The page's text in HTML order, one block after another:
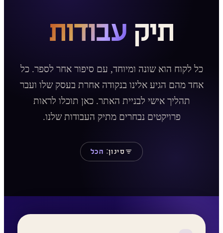
תיק עבודות
כל לקוח הוא שונה ומיוחד, עם סיפור אחר לספר. כל
אחד מהם הגיע אלינו בנקודה אחרת בעסק שלו ועבר
תהליך אישי לבניית האתר. כאן תוכלו לראות
פרויקטים נבחרים מתיק העבודות שלנו.
סינון: הכל